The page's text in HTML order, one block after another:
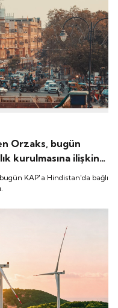
Orzaks, bugün
kurulmasına ilişkin
KAP'a Hindistan'da bağlı